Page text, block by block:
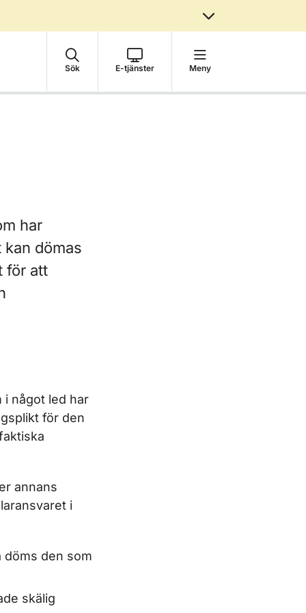
Sök E-tjänster Meny
har
dömas
för att
i något led har
för den
annans
i
döms den som
skälig